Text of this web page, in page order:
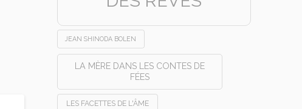
JEAN SHINODA BOLEN
LA MÈRE DANS LES CONTES DE
FÉES
LES FACETTES DE L'ÂME